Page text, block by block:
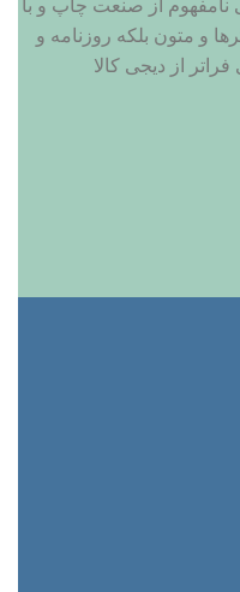
نامفهوم از صنعت چاپ و با
و متون بلکه روزنامه و
از دیجی کالا